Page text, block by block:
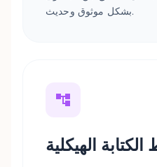
بشكل موثوق وحديث.
الهيكلية